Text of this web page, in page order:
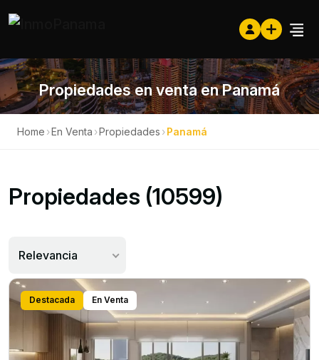
Propiedades en venta en Panamá
Home ›En Venta ›Propiedades ›Panamá
Propiedades (10599)
Relevancia
Destacada En Venta